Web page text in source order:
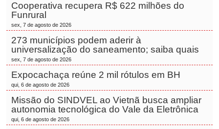
Cooperativa recupera R$ 622 milhões do
Funrural
sex, 7 de agosto de 2026
273 municípios podem aderir à
universalização do saneamento; saiba quais
sex, 7 de agosto de 2026
Expocachaça reúne 2 mil rótulos em BH
qui, 6 de agosto de 2026
Missão do SINDVEL ao Vietnã busca ampliar
autonomia tecnológica do Vale da Eletrônica
qui, 6 de agosto de 2026